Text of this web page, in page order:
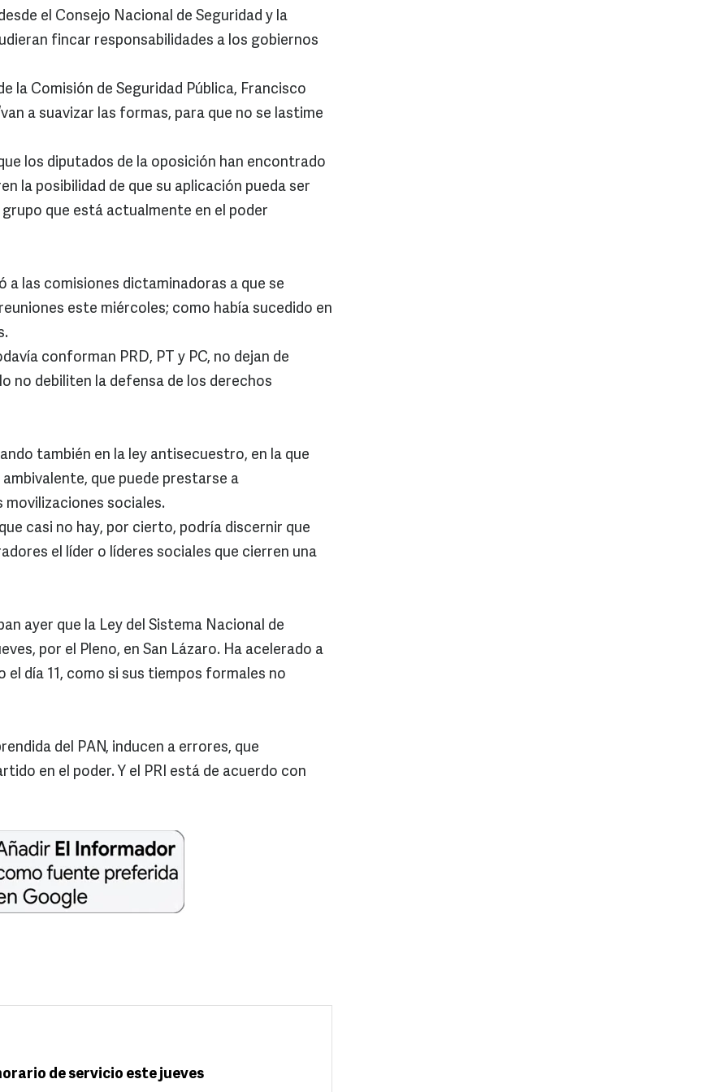
el Consejo Nacional de Seguridad y la
fincar responsabilidades a los gobiernos
la Comisión de Seguridad Pública, Francisco
a suavizar las formas, para que no se lastime
los diputados de la oposición han encontrado
la posibilidad de que su aplicación pueda ser
que está actualmente en el poder
a las comisiones dictaminadoras a que se
este miércoles; como había sucedido en
conforman PRD, PT y PC, no dejan de
no debiliten la defensa de los derechos
también en la ley antisecuestro, en la que
que puede prestarse a
sociales.
casi no hay, por cierto, podría discernir que
el líder o líderes sociales que cierren una
ayer que la Ley del Sistema Nacional de
por el Pleno, en San Lázaro. Ha acelerado a
el día 11, como si sus tiempos formales no
del PAN, inducen a errores, que
en el poder. Y el PRI está de acuerdo con
de servicio este jueves